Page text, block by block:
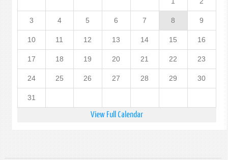
3 4 5 6 7 8 9
10 11 12 13 14 15 16
17 18 19 20 21 22 23
24 25 26 27 28 29 30
31
View Full Calendar